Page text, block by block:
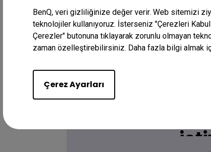
BenQ, veri gizliliğinize değer verir. Web sitemizi
teknolojiler kullanıyoruz. İsterseniz "Çerezleri
Çerezler" butonuna tıklayarak zorunlu olmayan
zaman özelleştirebilirsiniz. Daha fazla bilgi almak
Çerez Ayarları